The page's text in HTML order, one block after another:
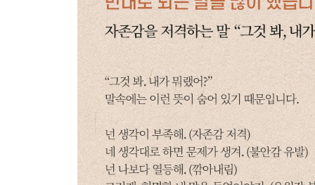
외모 호기심을 인정해주지 않는 말
“어린 게 외모에 너무 신경 써”
어느 정도는 허용해주세요
스트레스를 유발하는 잔소리
“많이 먹으면 살찐다”
당당하게 먹게 하되 절제를 유도해주세요
CHAPTER 7
나도 모르게 모욕하고 말았습니다